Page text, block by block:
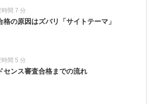
時間 7 分
格の原因はズバリ「サイトテーマ」
時間 5 分
センス審査合格までの流れ